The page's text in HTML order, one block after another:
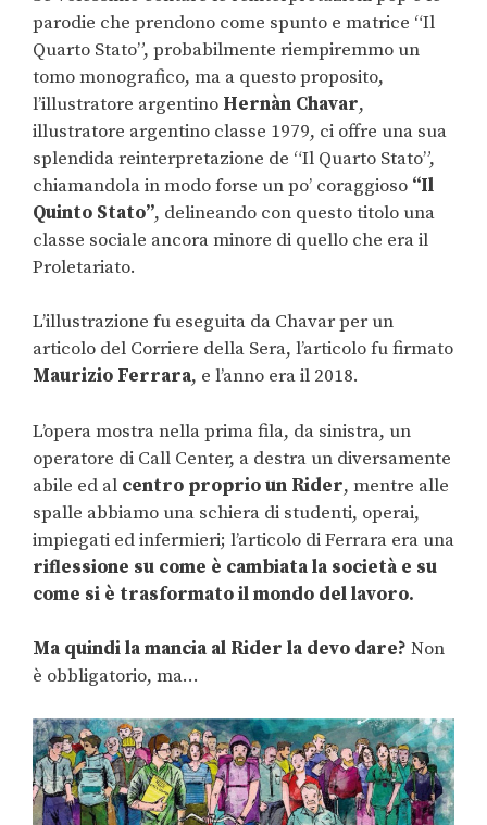
parodie che prendono come spunto e matrice “Il
Quarto Stato”, probabilmente riempiremmo un
tomo monografico, ma a questo proposito,
l’illustratore argentino Hernàn Chavar,
illustratore argentino classe 1979, ci offre una sua
splendida reinterpretazione de “Il Quarto Stato”,
chiamandola in modo forse un po’ coraggioso “Il
Quinto Stato”, delineando con questo titolo una
classe sociale ancora minore di quello che era il
Proletariato.
L’illustrazione fu eseguita da Chavar per un
articolo del Corriere della Sera, l’articolo fu firmato
Maurizio Ferrara, e l’anno era il 2018.
L’opera mostra nella prima fila, da sinistra, un
operatore di Call Center, a destra un diversamente
abile ed al centro proprio un Rider, mentre alle
spalle abbiamo una schiera di studenti, operai,
impiegati ed infermieri; l’articolo di Ferrara era una
riflessione su come è cambiata la società e su
come si è trasformato il mondo del lavoro.
Ma quindi la mancia al Rider la devo dare? Non
è obbligatorio, ma…